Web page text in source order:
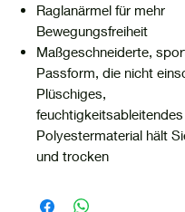
Raglanärmel für mehr
Bewegungsfreiheit
Maßgeschneiderte,
Passform, die nicht
Plüschiges,
feuchtigkeitsableitendes
Polyestermaterial hält
und trocken